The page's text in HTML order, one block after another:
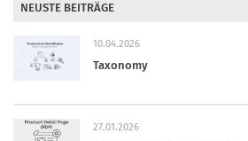
NEUSTE BEITRÄGE
10.04.2026
Taxonomy
27.01.2026